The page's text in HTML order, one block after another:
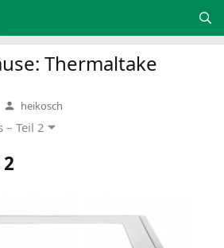
Thermaltake
Verfasst
von
heikosch
– Teil 2